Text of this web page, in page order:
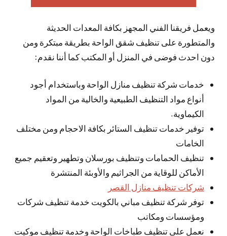
ويعمل فريقنا الفني المجهز بكافة المعدات الحديثة
والمتطورة على تنظيف شقق الواحة بطريقة مبتكرة ومن
دون احدث فوضى في المنزل أو المكتب كما أننا نقدم:
خدمات شركة تنظيف منازل الواحة وباستخدام أجود
أنواع مواد التنظيف الطبيعية والخالية من المواد
الكيماوية.
توفير خدمات تنظيف الستائر بكافة الاحجام ومن مختلف
الخامات
تنظيف الحمامات وتنظيف بورسلان وتطهير وتعقيم جميع
الأماكن للوقاية من الجراثيم والأوبئة المنتشرة
شركات تنظيف منازل القصر
توفر شركة تنظيف مباني بالكويت خدمة تنظيف شركات
ومؤسسات ومكاتب
نعمل على تنظيف طباخات الواحة وخدمة تنظيف موكيت